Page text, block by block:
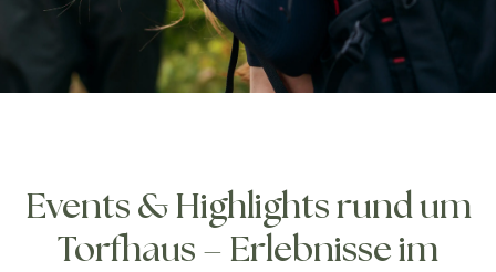
Events & Highlights rund um
Torfhaus – Erlebnisse im